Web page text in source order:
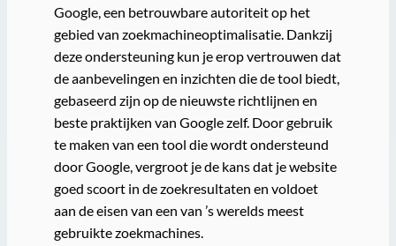
Google, een betrouwbare autoriteit op het
gebied van zoekmachineoptimalisatie. Dankzij
deze ondersteuning kun je erop vertrouwen dat
de aanbevelingen en inzichten die de tool biedt,
gebaseerd zijn op de nieuwste richtlijnen en
beste praktijken van Google zelf. Door gebruik
te maken van een tool die wordt ondersteund
door Google, vergroot je de kans dat je website
goed scoort in de zoekresultaten en voldoet
aan de eisen van een van ’s werelds meest
gebruikte zoekmachines.